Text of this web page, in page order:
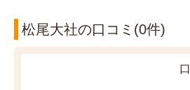
松尾大社の口コミ(0件)